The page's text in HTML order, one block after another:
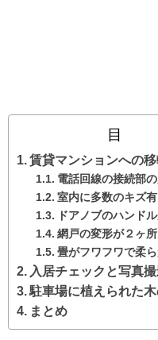
目
賃貸マンションへの
電話回線の接続部
室内に多数のキズ有
ドアノブのハンド
網戸の変形が２ヶ所
畳がフワフワで柔
入居チェックと写真
駐車場に植えられた
まとめ